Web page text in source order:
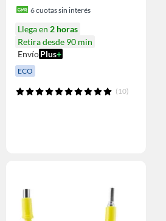
6cuotas sin interés
Llega en 2 horas
Retira desde 90 min
EnvíoPlus+
ECO
(10)